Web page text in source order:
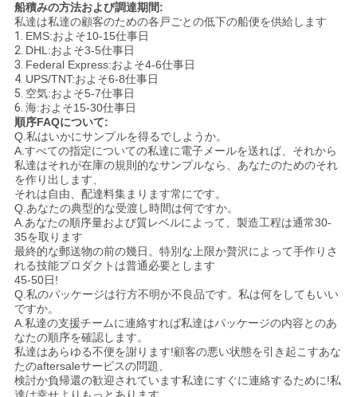
船積みの方法および調達期間:
私達は私達の顧客のための各戸ごとの低下の船便を供給します
1. EMS:およそ10-15仕事日
2. DHL:およそ3-5仕事日
3. Federal Express:およそ4-6仕事日
4. UPS/TNT:およそ6-8仕事日
5. 空気:およそ5-7仕事日
6. 海:およそ15-30仕事日
順序FAQについて:
Q.私はいかにサンプルを得るでしようか。
A.すべての指定についての私達に電子メールを送れば、それから
私達はそれが在庫の規則的なサンプルなら、あなたのためのそれ
を作り出します、
それは自由、配達料集まります常にです。
Q.あなたの典型的な受渡し時間は何ですか。
A.あなたの順序量および質レベルによって、製造工程は通常30-
35を取ります
最終的な郵送物の前の幾日。特別な上限か贅沢によって手作りさ
れる技能プロダクトは普通必要とします
45-50日!
Q.私のパッケージは行方不明か不良品です。私は何をしてもいい
ですか。
A.私達の支援チームに連絡すれば私達はパッケージの内容とのあ
なたの順序を確認します。
私達はあらゆる不便を謝ります!顧客の悪い状態を引き起こすあな
たのaftersaleサービスの問題、
検討か負帰還の歓迎されています私達にすぐに連絡するために!私